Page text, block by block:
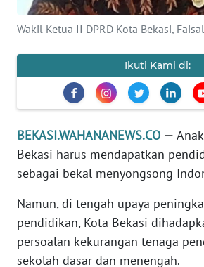
Wakil Ketua II DPRD Kota Bekasi,
Ikuti Kami di:
BEKASI.WAHANANEWS.CO —
Bekasi harus mendapatkan
sebagai bekal menyongsong
Namun, di tengah upaya
pendidikan, Kota Bekasi
persoalan kekurangan tenaga
sekolah dasar dan menengah.
IKLAN
PEDOMAN
MEDIA
REDAKSI
KARIR
DISCLAIMER